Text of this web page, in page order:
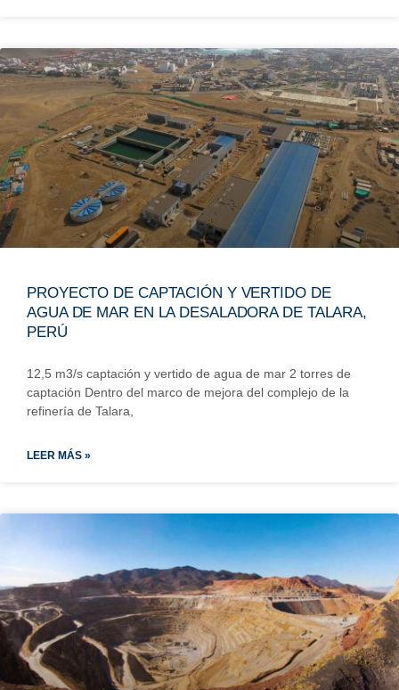
PROYECTO DE CAPTACIÓN Y VERTIDO DE
AGUA DE MAR EN LA DESALADORA DE TALARA,
PERÚ
12,5 m3/s captación y vertido de agua de mar 2 torres de
captación Dentro del marco de mejora del complejo de la
refinería de Talara,
LEER MÁS »